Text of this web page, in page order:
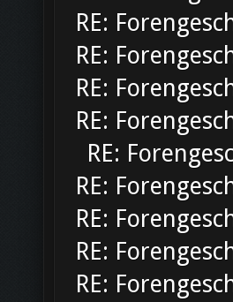
RE:
RE:
RE:
RE:
RE:
RE:
RE:
RE:
RE: